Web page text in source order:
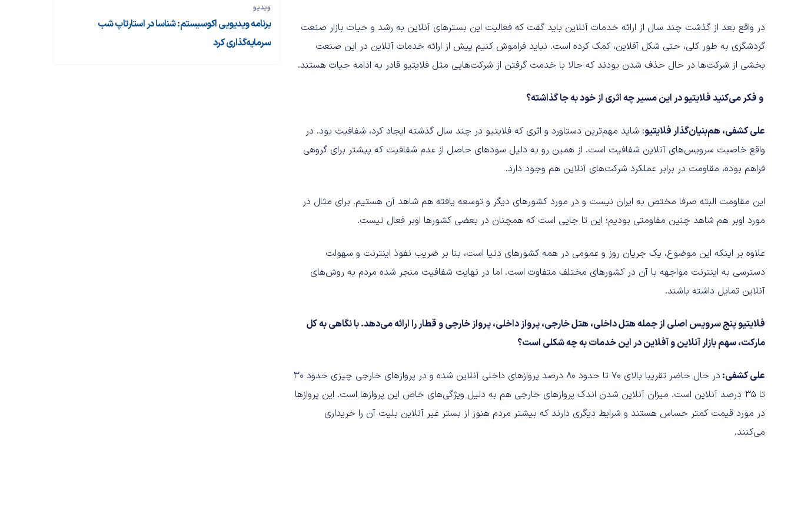
ویدیو
برنامه ویدیویی اکوسیستم: شناسا در استارتاپ شب
سرمایه‌گذاری کرد
در واقع بعد از گذشت چند سال از ارائه خدمات آنلاین باید گفت که فعالیت این بسترهای آنلاین به رشد و حیات بازار صنعت
گردشگری به طور کلی، حتی شکل آفلاین، کمک کرده است. نباید فراموش کنیم پیش از ارائه خدمات آنلاین در این صنعت
بخشی از شرکت‌ها در حال حذف شدن بودند که حالا با خدمت گرفتن از شرکت‌هایی مثل فلایتیو قادر به ادامه حیات هستند.
و فکر می‌کنید فلایتیو در این مسیر چه اثری از خود به جا گذاشته؟
علی کشفی، هم‌بنیان‌گذار فلایتیو: شاید مهم‌ترین دستاورد و اثری که فلایتیو در چند سال گذشته ایجاد کرد، شفافیت بود. در
واقع خاصیت سرویس‌های آنلاین شفافیت است. از همین رو به دلیل سودهای حاصل از عدم شفافیت که پیشتر برای گروهی
فراهم بوده، مقاومت در برابر عملکرد شرکت‌های آنلاین هم وجود دارد.
این مقاومت البته صرفا مختص به ایران نیست و در مورد کشورهای دیگر و توسعه یافته هم شاهد آن هستیم. برای مثال در
مورد اوبر هم شاهد چنین مقاومتی بودیم؛ این تا جایی است که همچنان در بعضی کشورها اوبر فعال نیست.
علاوه بر اینکه این موضوع، یک جریان روز و عمومی در همه کشورهای دنیا است، بنا بر ضریب نفوذ اینترنت و سهولت
دسترسی به اینترنت مواجهه با آن در کشورهای مختلف متفاوت است. اما در نهایت شفافیت منجر شده مردم به روش‌های
آنلاین تمایل داشته باشند.
فلایتیو پنج سرویس اصلی از جمله هتل داخلی، هتل خارجی، پرواز داخلی، پرواز خارجی و قطار را ارائه می‌دهد. با نگاهی به کل
مارکت، سهم بازار آنلاین و آفلاین در این خدمات به چه شکلی است؟
علی کشفی:
در حال حاضر تقریبا بالای 70 تا حدود 80 درصد پروازهای داخلی آنلاین شده و در پروازهای خارجی چیزی حدود 30
تا 35 درصد آنلاین است. میزان آنلاین شدن اندک پروازهای خارجی هم به دلیل ویژگی‌های خاص این پروازها است. این پروازها
در مورد قیمت کمتر حساس هستند‌ و‌ شرایط دیگری دارند که بیشتر مردم هنوز از بستر غیر آنلاین بلیت آن را خریداری
می‌کنند.